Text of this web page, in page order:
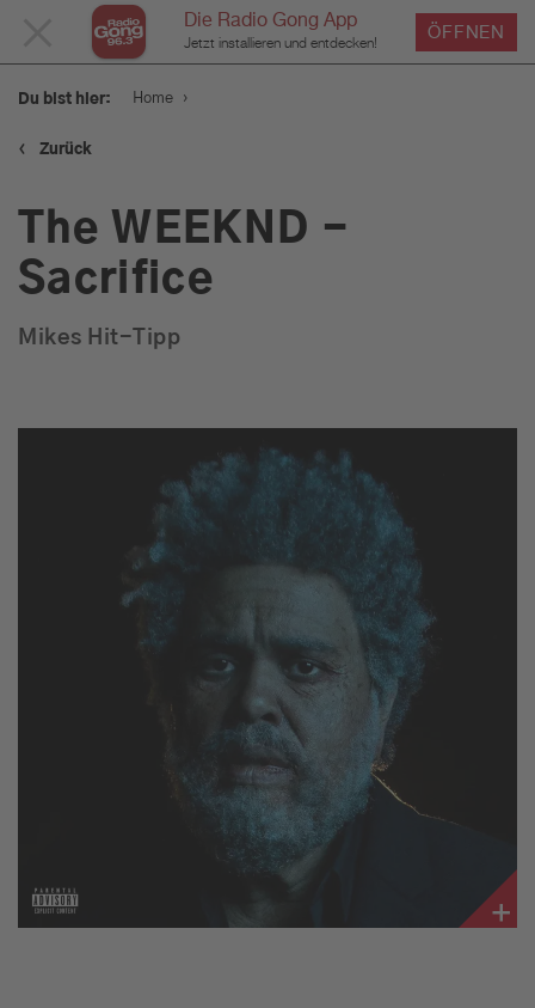
Die Radio Gong App
Jetzt installieren und entdecken!
ÖFFNEN
SCHLIESSEN
Programm
Werbung
Musik
Du bist hier: Home ›
‹ Zurück
The WEEKND -
Sacrifice
Mikes Hit-Tipp